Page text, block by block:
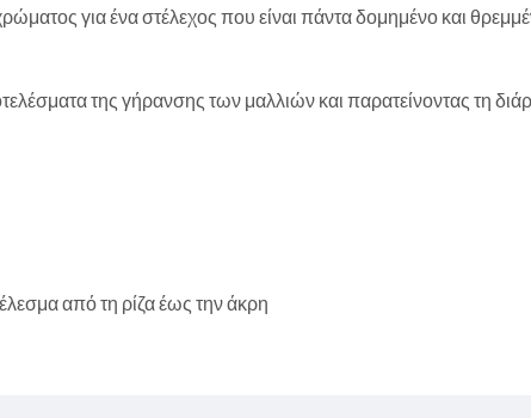
για ένα στέλεχος που είναι πάντα δομημένο και
της γήρανσης των μαλλιών και παρατείνοντας τη
από τη ρίζα έως την άκρη